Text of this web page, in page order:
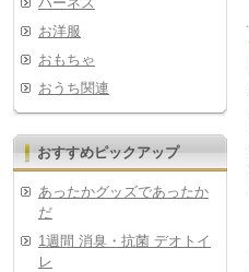
お洋服
おもちゃ
おうち関連
おすすめピックアップ
あったかグッズであったか
だ
1週間 消臭・抗菌 デオトイ
レ